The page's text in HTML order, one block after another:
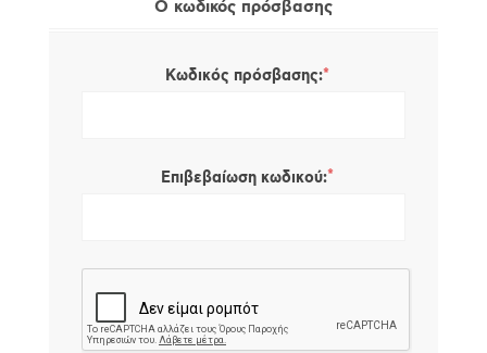
Ο κωδικός πρόσβασης
Κωδικός πρόσβασης:*
Επιβεβαίωση κωδικού:*